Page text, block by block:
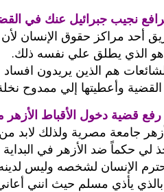
نجيب جبرائيل عنك في
أحد مراكز حقوق الإنسان لأن
الذي يطلق علي نفسه ذلك.
هم الذين يريدون
وأعطيتها إلي ممدوح
قضية دخول الأقباط
جامعة مصرية ولذلك لابد
لي حكماً ضد الأزهر في
الإنسان لشخصه وليس
بالذي يأذي مسلم حيث انني